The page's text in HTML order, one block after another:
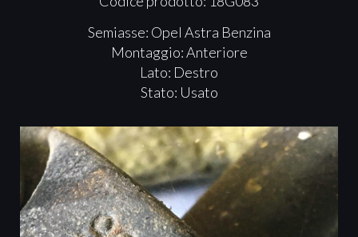
Semiasse: Opel Astra Benzina
Montaggio: Anteriore
Lato: Destro
Stato: Usato